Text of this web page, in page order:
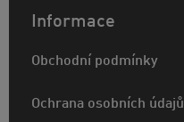
Informace
Obchodní podmínky
Ochrana osobních údajů